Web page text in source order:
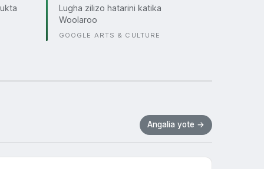
Lugha zilizo hatarini katika
Woolaroo
GOOGLE ARTS & CULTURE
Angalia yote →